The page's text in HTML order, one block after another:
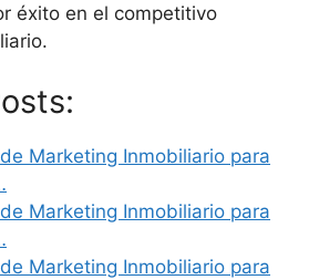
éxito en el competitivo
Marketing Inmobiliario para
Marketing Inmobiliario para
Marketing Inmobiliario para